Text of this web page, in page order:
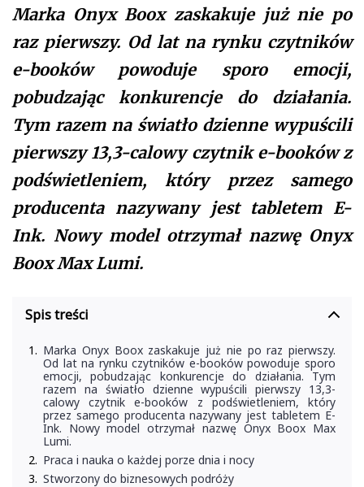
Marka Onyx Boox zaskakuje już nie po
raz pierwszy. Od lat na rynku czytników
e-booków powoduje sporo emocji,
pobudzając konkurencje do działania.
Tym razem na światło dzienne wypuścili
pierwszy 13,3-calowy czytnik e-booków z
podświetleniem, który przez samego
producenta nazywany jest tabletem E-
Ink. Nowy model otrzymał nazwę Onyx
Boox Max Lumi.
Spis treści
Marka Onyx Boox zaskakuje już nie po raz pierwszy.
Od lat na rynku czytników e-booków powoduje sporo
emocji, pobudzając konkurencje do działania. Tym
razem na światło dzienne wypuścili pierwszy 13,3-
calowy czytnik e-booków z podświetleniem, który
przez samego producenta nazywany jest tabletem E-
Ink. Nowy model otrzymał nazwę Onyx Boox Max
Lumi.
Praca i nauka o każdej porze dnia i nocy
Stworzony do biznesowych podróży